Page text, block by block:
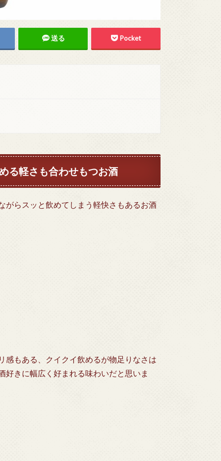
送る Pocket
る軽さも合わせもつお酒
がらスッと飲めてしまう軽快さもあるお酒
感もある、クイクイ飲めるが物足りなさは
好きに幅広く好まれる味わいだと思いま